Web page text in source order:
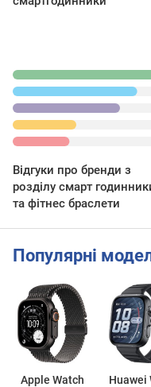
Відгуки про бренди з
розділу смарт
та фітнес браслети
Популярні
Apple Watch
Huawei